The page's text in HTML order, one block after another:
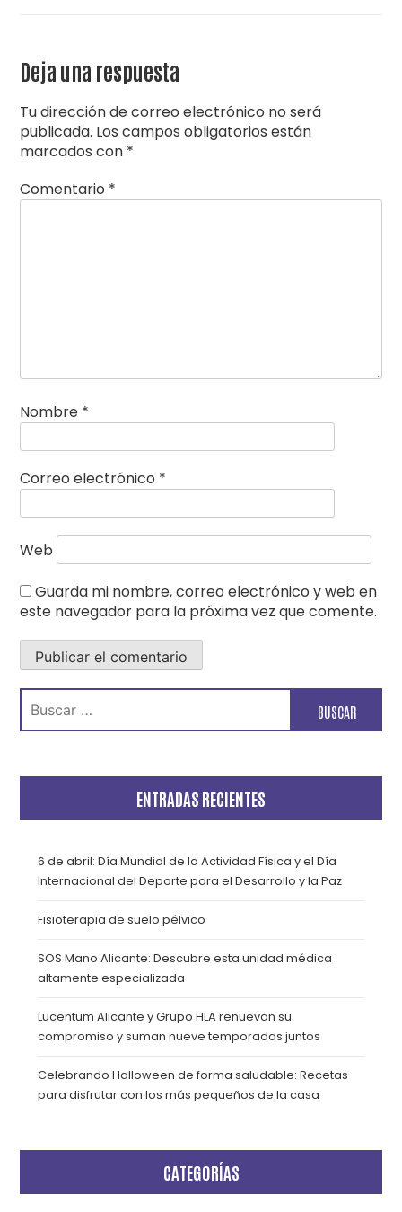
Deja una respuesta
Tu dirección de correo electrónico no será
publicada. Los campos obligatorios están
marcados con *
Comentario *
Nombre *
Correo electrónico *
Web
Guarda mi nombre, correo electrónico y web en
este navegador para la próxima vez que comente.
Buscar:
ENTRADAS RECIENTES
6 de abril: Día Mundial de la Actividad Física y el Día
Internacional del Deporte para el Desarrollo y la Paz
Fisioterapia de suelo pélvico
SOS Mano Alicante: Descubre esta unidad médica
altamente especializada
Lucentum Alicante y Grupo HLA renuevan su
compromiso y suman nueve temporadas juntos
Celebrando Halloween de forma saludable: Recetas
para disfrutar con los más pequeños de la casa
CATEGORÍAS